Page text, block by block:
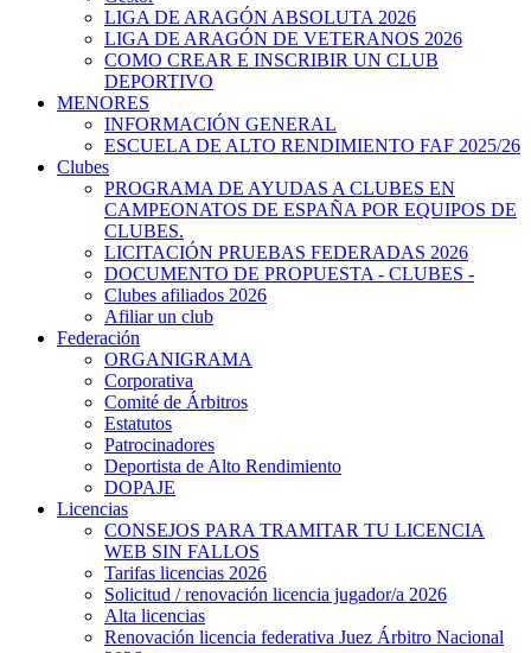
LIGA DE ARAGÓN ABSOLUTA 2026
LIGA DE ARAGÓN DE VETERANOS 2026
COMO CREAR E INSCRIBIR UN CLUB
DEPORTIVO
MENORES
INFORMACIÓN GENERAL
ESCUELA DE ALTO RENDIMIENTO FAF 2025/26
Clubes
PROGRAMA DE AYUDAS A CLUBES EN
CAMPEONATOS DE ESPAÑA POR EQUIPOS DE
CLUBES.
LICITACIÓN PRUEBAS FEDERADAS 2026
DOCUMENTO DE PROPUESTA - CLUBES -
Clubes afiliados 2026
Afiliar un club
Federación
ORGANIGRAMA
Corporativa
Comité de Árbitros
Estatutos
Patrocinadores
Deportista de Alto Rendimiento
DOPAJE
Licencias
CONSEJOS PARA TRAMITAR TU LICENCIA
WEB SIN FALLOS
Tarifas licencias 2026
Solicitud / renovación licencia jugador/a 2026
Alta licencias
Renovación licencia federativa Juez Árbitro Nacional